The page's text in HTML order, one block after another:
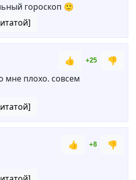
гороскоп 🙂
👍 +25
👎
мне плохо. совсем
👍 +8
👎